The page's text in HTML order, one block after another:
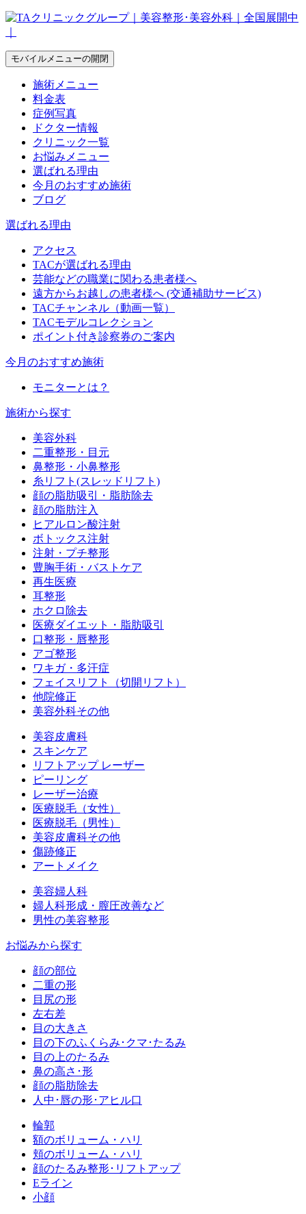
モバイルメニューの開閉
施術メニュー
料金表
症例写真
ドクター情報
クリニック一覧
お悩みメニュー
選ばれる理由
今月のおすすめ施術
ブログ
選ばれる理由
アクセス
TACが選ばれる理由
芸能などの職業に関わる患者様へ
遠方からお越しの患者様へ (交通補助サービス)
TACチャンネル（動画一覧）
TACモデルコレクション
ポイント付き診察券のご案内
今月のおすすめ施術
モニターとは？
施術から探す
美容外科
二重整形・目元
鼻整形・小鼻整形
糸リフト(スレッドリフト)
顔の脂肪吸引・脂肪除去
顔の脂肪注入
ヒアルロン酸注射
ボトックス注射
注射・プチ整形
豊胸手術・バストケア
再生医療
耳整形
ホクロ除去
医療ダイエット・脂肪吸引
口整形・唇整形
アゴ整形
ワキガ・多汗症
フェイスリフト（切開リフト）
他院修正
美容外科その他
美容皮膚科
スキンケア
リフトアップ レーザー
ピーリング
レーザー治療
医療脱毛（女性）
医療脱毛（男性）
美容皮膚科その他
傷跡修正
アートメイク
美容婦人科
婦人科形成・膣圧改善など
男性の美容整形
お悩みから探す
顔の部位
二重の形
目尻の形
左右差
目の大きさ
目の下のふくらみ･クマ･たるみ
目の上のたるみ
鼻の高さ･形
顔の脂肪除去
人中･唇の形･アヒル口
輪郭
額のボリューム・ハリ
頬のボリューム・ハリ
顔のたるみ整形･リフトアップ
Eライン
小顔